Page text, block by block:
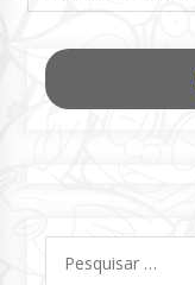
por: